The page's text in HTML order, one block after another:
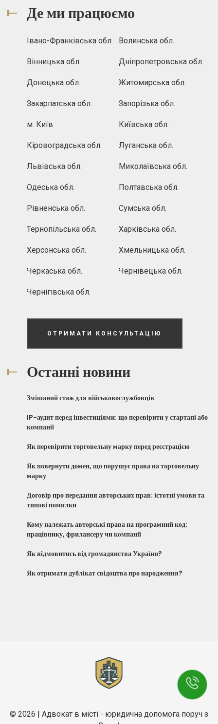
Де ми працюємо
Івано-Франківська обл. Волинська обл.
Вінницька обл. Дніпропетровська обл.
Донецька обл. Житомирська обл.
Закарпатська обл. Запорізька обл.
м. Київ Київська обл.
Кіровоградська обл. Луганська обл.
Львівська обл. Миколаївська обл.
Одеська обл. Полтавська обл.
Рівненська обл. Сумська обл.
Тернопільська обл. Харківська обл.
Херсонська обл. Хмельницька обл.
Черкаська обл. Чернівецька обл.
Чернігівська обл.
ОТРИМАТИ КОНСУЛЬТАЦІЮ
Останні новини
Змішаний стаж для військовослужбовців
IP-аудит перед інвестиціями: що перевірити у стартапі або
компанії
Як перевірити торговельну марку перед реєстрацією
Як повернути домен, що порушує права на торговельну
марку
Договір про передання авторських прав: істотні умови та
типові помилки
Кому належать авторські права на програмний код:
працівнику, фрилансеру чи компанії
Як відмовитись від громадянства України?
Як отримати дублікат свідоцтва про народження?
© 2026 | Адвокат в місті - юридична допомога поруч з